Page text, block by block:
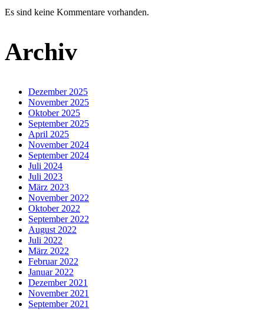
Es sind keine Kommentare vorhanden.
Archiv
Dezember 2025
November 2025
Oktober 2025
September 2025
April 2025
November 2024
September 2024
Juli 2024
Juli 2023
März 2023
November 2022
Oktober 2022
September 2022
August 2022
Juli 2022
März 2022
Februar 2022
Januar 2022
Dezember 2021
November 2021
September 2021